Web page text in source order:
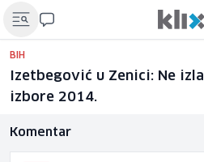
BIH
Izetbegović u Zenici: Ne
izbore 2014.
Komentar